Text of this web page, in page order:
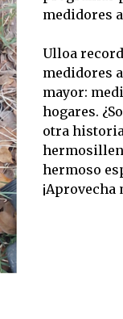
medidores
Ulloa
medidores
mayor:
hogares.
otra
hermoso